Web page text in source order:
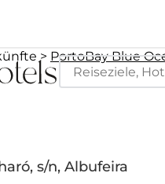
PortoBay Blue
s/n, Albufeira